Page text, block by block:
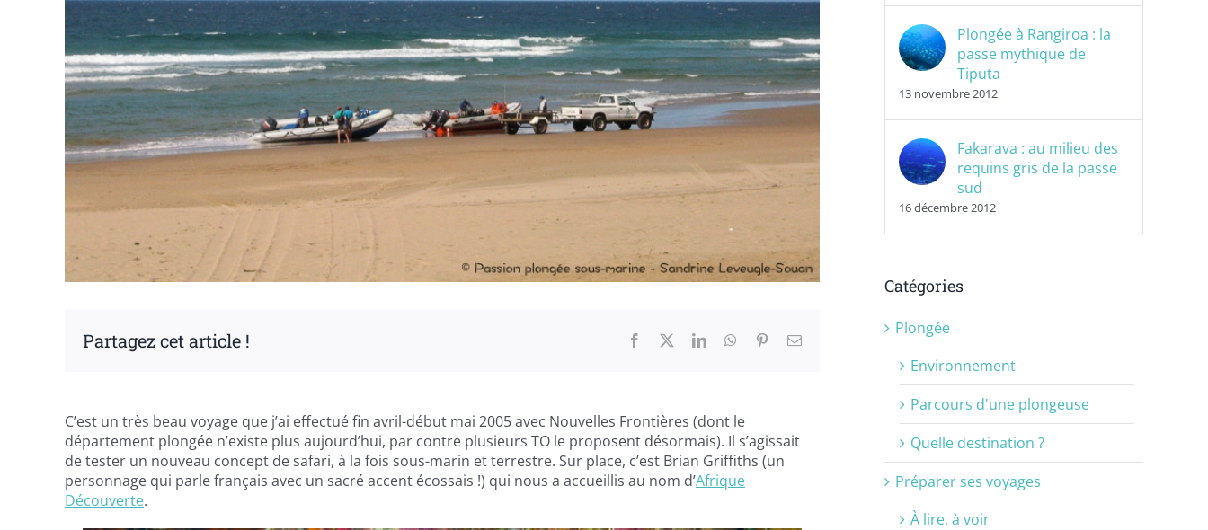
Partagez cet article ! Facebook LinkedInWhatsApp
PinterestEmail
C’est un très beau voyage que j’ai effectué fin avril-début mai 2005 avec Nouvelles Frontières (dont le
département plongée n’existe plus aujourd’hui, par contre plusieurs TO le proposent désormais). Il s’agissait
de tester un nouveau concept de safari, à la fois sous-marin et terrestre. Sur place, c’est Brian Griffiths (un
personnage qui parle français avec un sacré accent écossais !) qui nous a accueillis au nom d’Afrique
Découverte.
Plongée à Rangiroa : la
passe mythique de
Tiputa
13 novembre 2012
Fakarava : au milieu des
requins gris de la passe
sud
16 décembre 2012
Catégories
Plongée
Environnement
Parcours d'une plongeuse
Quelle destination ?
Préparer ses voyages
À lire, à voir